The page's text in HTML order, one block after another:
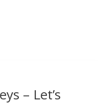
– Let’s